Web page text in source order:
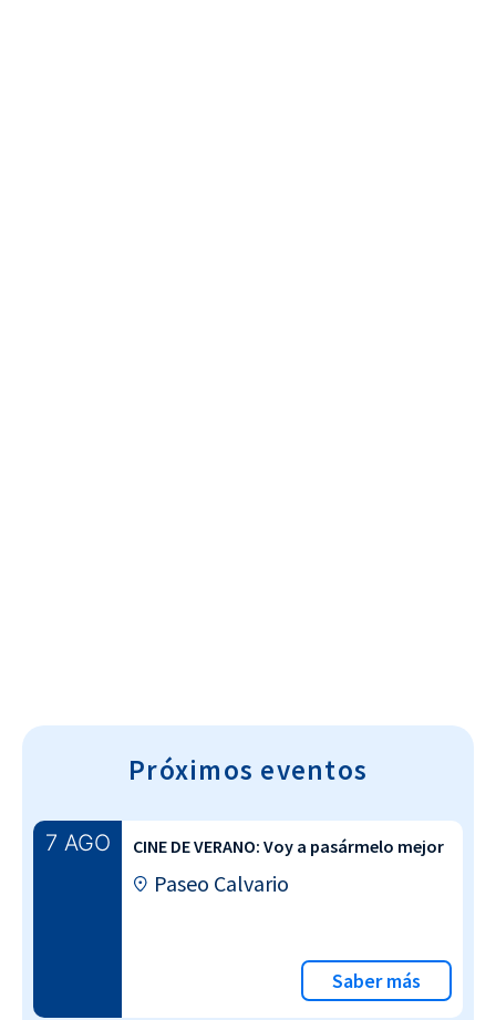
Próximos eventos
7 AGO CINE DE VERANO: Voy a pasármelo mejor
Paseo Calvario
Saber más